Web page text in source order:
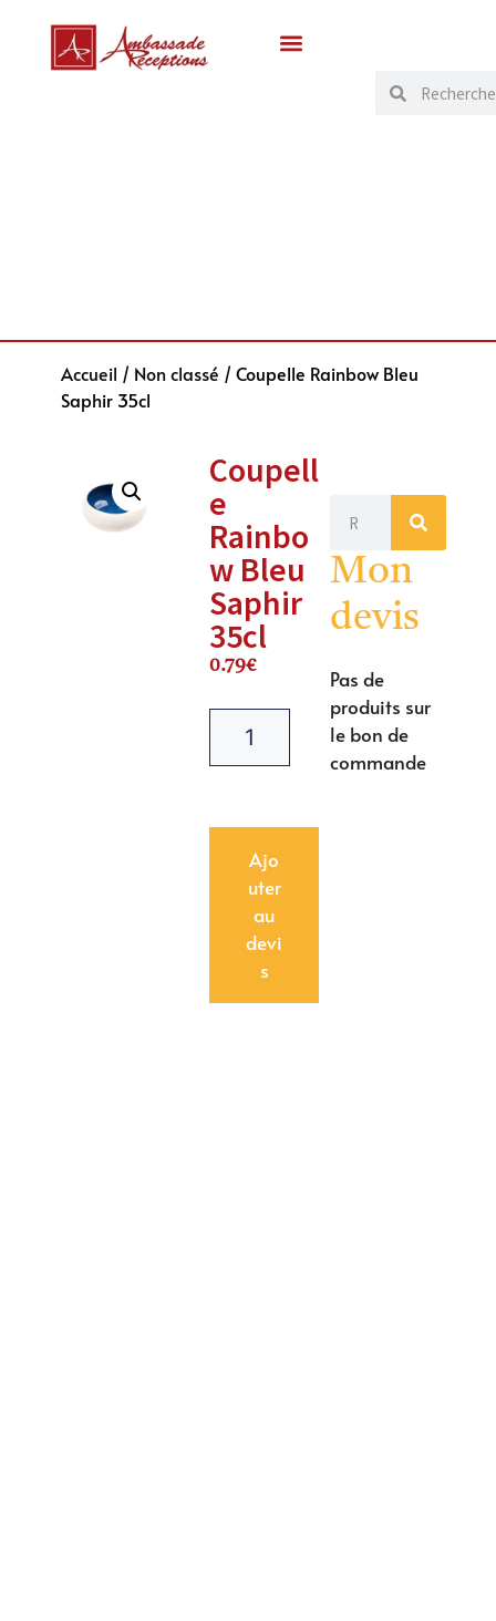
Accueil / Non classé / Coupelle Rainbow Bleu
Saphir 35cl
Coupell
e
Rainbo
w Bleu
Saphir
35cl
0.79€
Ajo
uter
au
devi
s
Mon
devis
Pas de
produits sur
le bon de
commande